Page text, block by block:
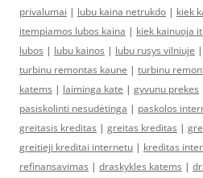
privalumai | lubu kaina netrukdo | kiek
itempiamos lubos kaina | kiek kainuoja
lubos | lubu kainos | lubu rusys vilniuje |
turbinu remontas kaune | turbinu
katems | laiminga kate | gyvunu prekes
pasiskolinti nesudėtinga | paskolos
greitasis kreditas | greitas kreditas |
greitieji kreditai internetu | kreditas
refinansavimas | draskykles katems |